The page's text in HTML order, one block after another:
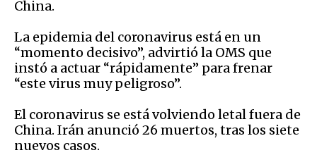
China.
La epidemia del coronavirus está en un
“momento decisivo”, advirtió la OMS que
instó a actuar “rápidamente” para frenar
“este virus muy peligroso”.
El coronavirus se está volviendo letal fuera de
China. Irán anunció 26 muertos, tras los siete
nuevos casos.